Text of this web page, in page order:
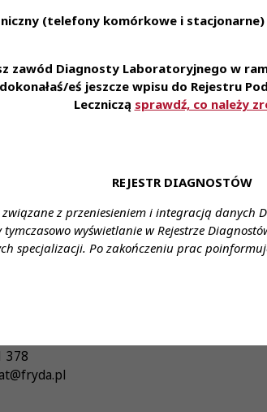
(telefony komórkowe i stacjonarne)
zawód Diagnosty Laboratoryjnego w
eś jeszcze wpisu do Rejestru
Leczniczą sprawdź, co należy
REJESTR DIAGNOSTÓW
z przeniesieniem i integracją danych
tymczasowo wyświetlanie w Rejestrze
specjalizacji. Po zakończeniu prac
adekwatne do poziomu kompetencji i
do karty Multisport
prosimy o przesłanie CV na adres:
Od 7300 zł brutto
Do uzgodnienia
Pełny etat
378